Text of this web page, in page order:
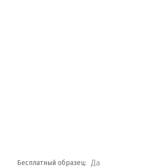
Бесплатный образец: Да